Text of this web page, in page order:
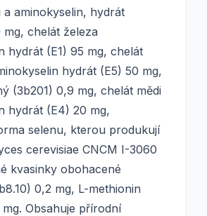
aminokyselin, hydrát
mg, chelát železa
hydrát (E1) 95 mg, chelát
hydrát (E5) 50 mg,
(3b201) 0,9 mg, chelát mědi
hydrát (E4) 20 mg,
selenu, kterou produkují
cerevisiae CNCM I-3060
kvasinky obohacené
0,2 mg, L-methionin
Obsahuje přírodní